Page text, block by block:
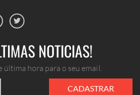
NOTICIAS!
hora para o seu email.
CADASTRAR